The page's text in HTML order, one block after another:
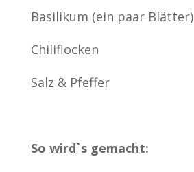
Basilikum (ein paar Blätter)
Chiliflocken
Salz & Pfeffer
So wird`s gemacht: